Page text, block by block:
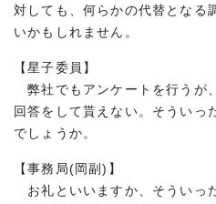
対しても、何らかの代替となる
いかもしれません。
【星子委員】
弊社でもアンケートを行うが
回答をして貰えない。そういっ
でしょうか。
【事務局(岡副)】
お礼といいますか、そういっ